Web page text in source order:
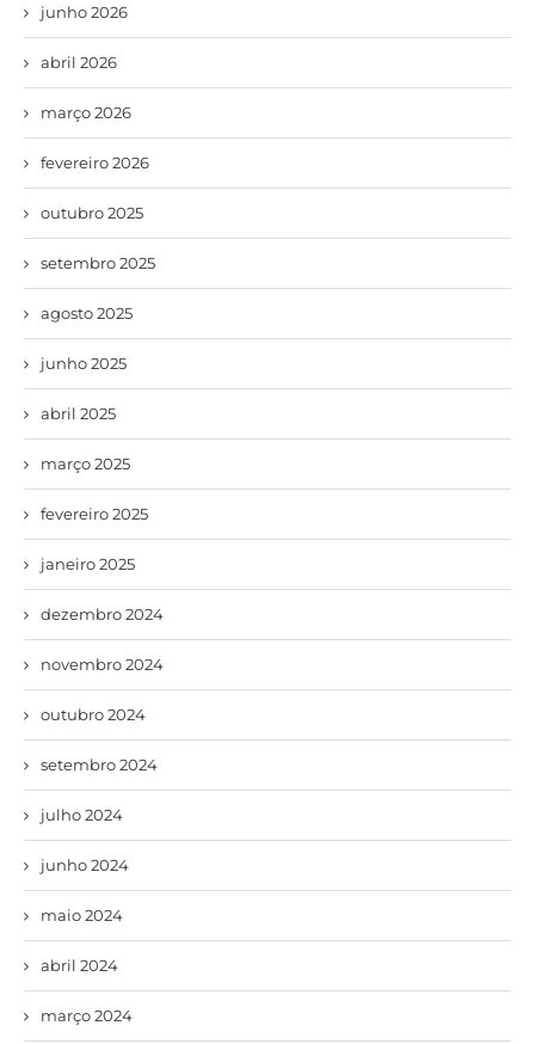
junho 2026
abril 2026
março 2026
fevereiro 2026
outubro 2025
setembro 2025
agosto 2025
junho 2025
abril 2025
março 2025
fevereiro 2025
janeiro 2025
dezembro 2024
novembro 2024
outubro 2024
setembro 2024
julho 2024
junho 2024
maio 2024
abril 2024
março 2024